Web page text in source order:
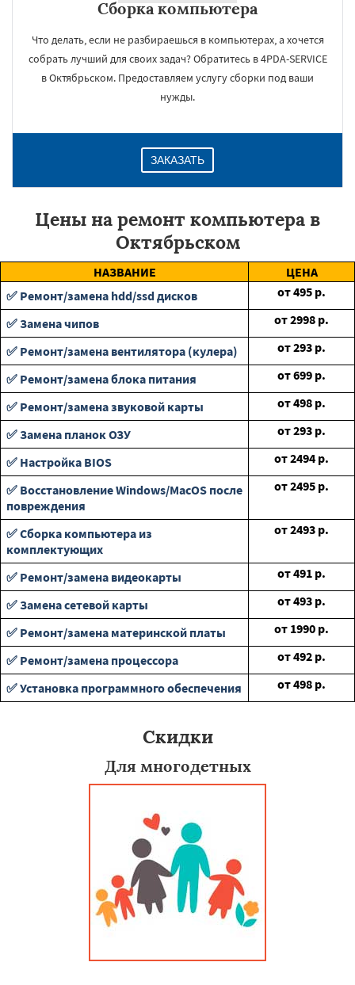
Сборка компьютера
Что делать, если не разбираешься в компьютерах, а хочется
собрать лучший для своих задач? Обратитесь в 4PDA-SERVICE
в Октябрьском. Предоставляем услугу сборки под ваши
нужды.
ЗАКАЗАТЬ
Цены на ремонт компьютера в
Октябрьском
НАЗВАНИЕ
ЦЕНА
✅ Ремонт/замена hdd/ssd дисков
от495 р.
✅ Замена чипов
от2998 р.
✅ Ремонт/замена вентилятора (кулера)
от293 р.
✅ Ремонт/замена блока питания
от699 р.
✅ Ремонт/замена звуковой карты
от498 р.
✅ Замена планок ОЗУ
от293 р.
✅ Настройка BIOS
от2494 р.
✅ Восстановление Windows/MacOS после
повреждения
от2495 р.
✅ Сборка компьютера из
комплектующих
от2493 р.
✅ Ремонт/замена видеокарты от491 р.
✅ Замена сетевой карты
от493 р.
✅ Ремонт/замена материнской платы
от 1990 р.
✅ Ремонт/замена процессора
от492 р.
✅ Установка программного обеспечения
от498 р.
Скидки
Для многодетных